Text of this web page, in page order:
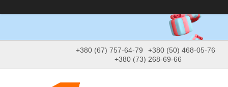
+380 (67) 757-64-79
+380 (50) 468-05-76
+380 (73) 268-69-66